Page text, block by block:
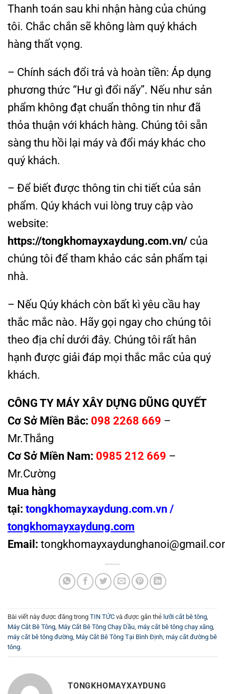
Thanh toán sau khi nhận hàng của chúng
tôi. Chắc chắn sẽ không làm quý khách
hàng thất vọng.
– Chính sách đổi trả và hoàn tiền: Áp dụng
phương thức “Hư gì đổi nấy”. Nếu như sản
phẩm không đạt chuẩn thông tin như đã
thỏa thuận với khách hàng. Chúng tôi sẵn
sàng thu hồi lại máy và đổi máy khác cho
quý khách.
– Để biết được thông tin chi tiết của sản
phẩm. Qúy khách vui lòng truy cập vào
website:
https://tongkhomayxaydung.com.vn/ của
chúng tôi để tham khảo các sản phẩm tại
nhà.
– Nếu Qúy khách còn bất kì yêu cầu hay
thắc mắc nào. Hãy gọi ngay cho chúng tôi
theo địa chỉ dưới đây. Chúng tôi rất hân
hạnh được giải đáp mọi thắc mắc của quý
khách.
CÔNG TY MÁY XÂY DỰNG DŨNG QUYẾT
Cơ Sở Miền Bắc: 098 2268 669 –
Mr.Thắng
Cơ Sở Miền Nam: 0985 212 669 –
Mr.Cường
Mua hàng
tại: tongkhomayxaydung.com.vn /
tongkhomayxaydung.com
Email:
Bài viết này được đăng trong TIN TỨC và được gắn thẻ lưỡi cắt bê tông,
Máy Cắt Bê Tông, Máy Cắt Bê Tông Chạy Dầu, máy cắt bê tông chạy xăng,
máy cắt bê tông đường, Máy Cắt Bê Tông Tại Bình Định, máy cắt đường bê
tông.
TONGKHOMAYXAYDUNG